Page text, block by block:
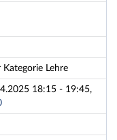
Lehre
18:15 - 19:45,